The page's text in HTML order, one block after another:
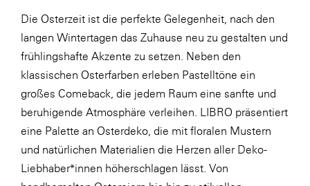
ikp
Johnson & Johnson
JELD-WEN DANA
kosaplaner
LAT Nitrogen
Libro
Lidl Österreich
Die Osterzeit ist die perfekte Gelegenheit, nach den
langen Wintertagen das Zuhause neu zu gestalten und
frühlingshafte Akzente zu setzen. Neben den
klassischen Osterfarben erleben Pastelltöne ein
großes Comeback, die jedem Raum eine sanfte und
beruhigende Atmosphäre verleihen. LIBRO präsentiert
eine Palette an Osterdeko, die mit floralen Mustern
und natürlichen Materialien die Herzen aller Deko-
Liebhaber*innen höherschlagen lässt. Von